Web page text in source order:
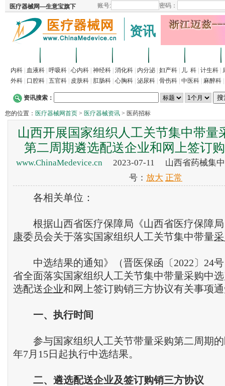
资讯
内科 血液科 呼吸科 心内科 神经科 消化科 内分泌 妇产科 儿 科 计生科
外科
口腔科 五官科 皮肤科 肛肠科 心胸科 泌尿科 骨伤科 中医科 麻醉科
资讯搜索：
您的位置： 医疗器械网首页 > 医疗器械资讯 > 医药招标
山西开展国家组织人工关节集中带量
第二周期遴选配送企业和网上签订
www.ChinaMedevice.cn 2023-07-11 山西省药械集
号： 放大 正常
各相关单位：
根据山西省医疗保障局《山西省医疗保障局
康委员会关于落实国家组织人工关节集中带量
中选结果的通知》（晋医保函〔2022〕24号
省全面落实国家组织人工关节集中带量采购中
选配送企业和网上签订购销三方协议有关事项
一、 执行时间
参与国家组织人工关节带量采购第二周期的
年7月15日起执行中选结果。
二、 遴选配送企业及签订购销三方协议